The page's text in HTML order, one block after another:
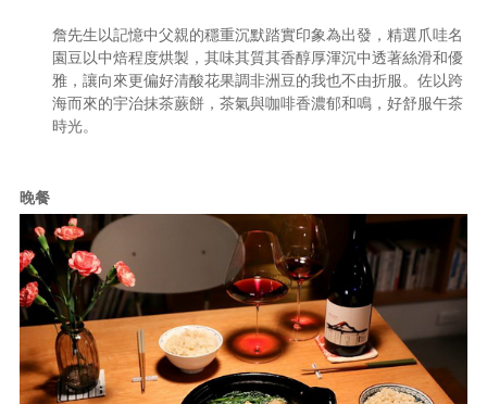
詹先生以記憶中父親的穩重沉默踏實印象為出發，精選爪哇名
園豆以中焙程度烘製，其味其質其香醇厚渾沉中透著絲滑和優
雅，讓向來更偏好清酸花果調非洲豆的我也不由折服。佐以跨
海而來的宇治抹茶蕨餅，茶氣與咖啡香濃郁和鳴，好舒服午茶
時光。
晚餐